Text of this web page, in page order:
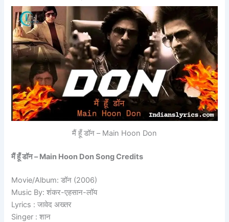
मैं हूँ डॉन – Main Hoon Don
मैं हूँ डॉन – Main Hoon Don Song Credits
Movie/Album: डॉन (2006)
Music By: शंकर-एहसान-लॉय
Lyrics : जावेद अख्तर
Singer : शान